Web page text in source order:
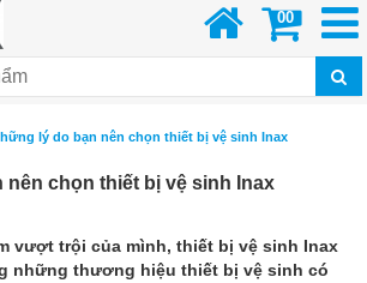
00
lý do bạn nên chọn thiết bị vệ sinh Inax
nên chọn thiết bị vệ sinh Inax
vượt trội của mình, thiết bị vệ sinh Inax
những thương hiệu thiết bị vệ sinh có